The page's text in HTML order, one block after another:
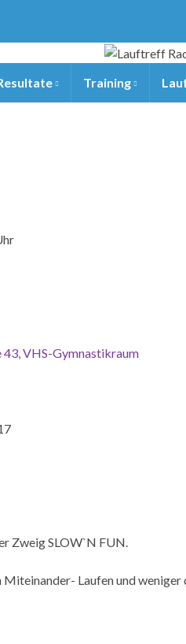
Training
43, VHS-Gymnastikraum
Zweig SLOW`N FUN.
Laufen und weniger